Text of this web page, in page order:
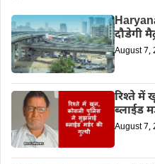
दौडेगी
August 7,
रिश्ते में
ब्लाईड
August 7,